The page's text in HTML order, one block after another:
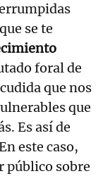
se te
foral de
que nos
que
Es así de
este caso,
público sobre